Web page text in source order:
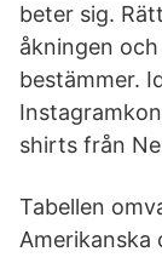
beter sig.
åkningen
bestämmer.
shirts från
Tabellen
Amerikanska